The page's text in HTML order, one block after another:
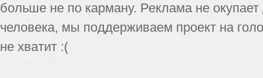
больше не по карману. Реклама не
человека, мы поддерживаем проект на
не хватит :(